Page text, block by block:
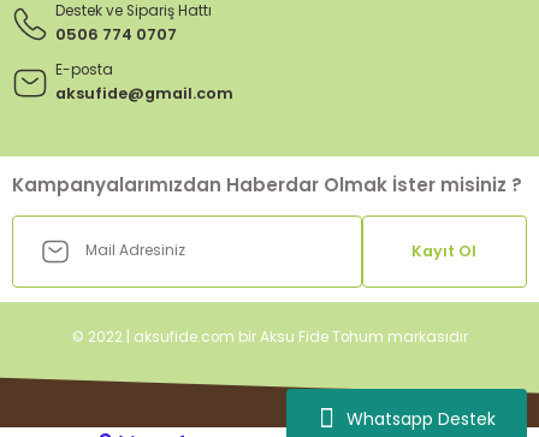
Whatsapp Destek
Destek ve Sipariş Hattı
0506 774 0707
E-posta
aksufide@gmail.com
Kampanyalarımızdan Haberdar Olmak İster misiniz ?
Kayıt Ol
© 2022 | aksufide.com bir Aksu Fide Tohum markasıdır